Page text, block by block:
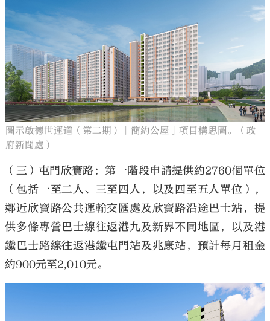
圖示啟德世運道（第二期）「簡約公屋」項目構思圖。（政
府新聞處）
（三）屯門欣寶路：第一階段申請提供約2760個單位
（包括一至二人、三至四人，以及四至五人單位），
鄰近欣寶路公共運輸交匯處及欣寶路沿途巴士站，提
供多條專營巴士線往返港九及新界不同地區，以及港
鐵巴士路線往返港鐵屯門站及兆康站，預計每月租金
約900元至2,010元。